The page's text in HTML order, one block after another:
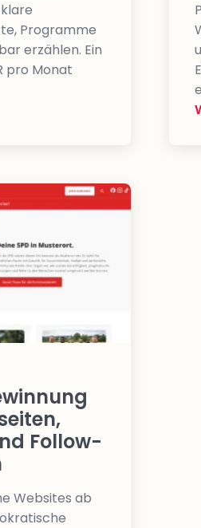
Programme
erzählen. Ein
pro Monat
Follow-
Websites ab